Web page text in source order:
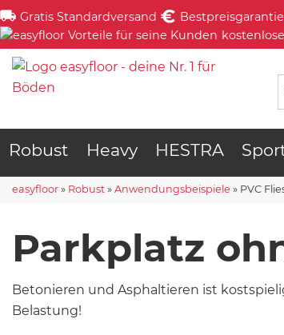
Gratis Standardversand Bestpreisgarantie
Robust Heavy HESTRA
easyfloor » Robust » Anwendungsbeispiele » PVC
Parkplatz
Betonieren und Asphaltieren ist
Belastung!